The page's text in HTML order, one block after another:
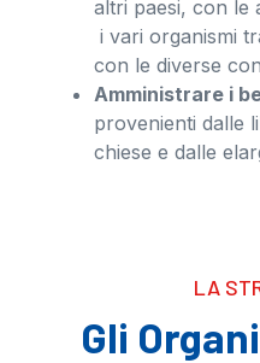
altri paesi, con le
i vari organismi
con le diverse
Amministrare i
provenienti dalle
chiese e dalle
LA
Gli